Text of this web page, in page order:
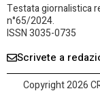
Testata giornalistica
n°65/2024.
ISSN 3035-0735
Scrivete a
Copyright 2026